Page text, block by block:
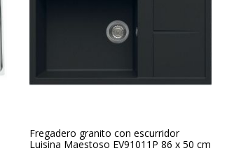
Fregadero granito con escurridor
Luisina Maestoso EV91011P 86 x 50 cm